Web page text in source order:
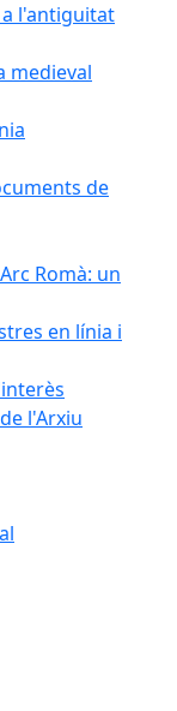
l'antiguitat
medieval
de
Romà: un
en línia i
l'Arxiu